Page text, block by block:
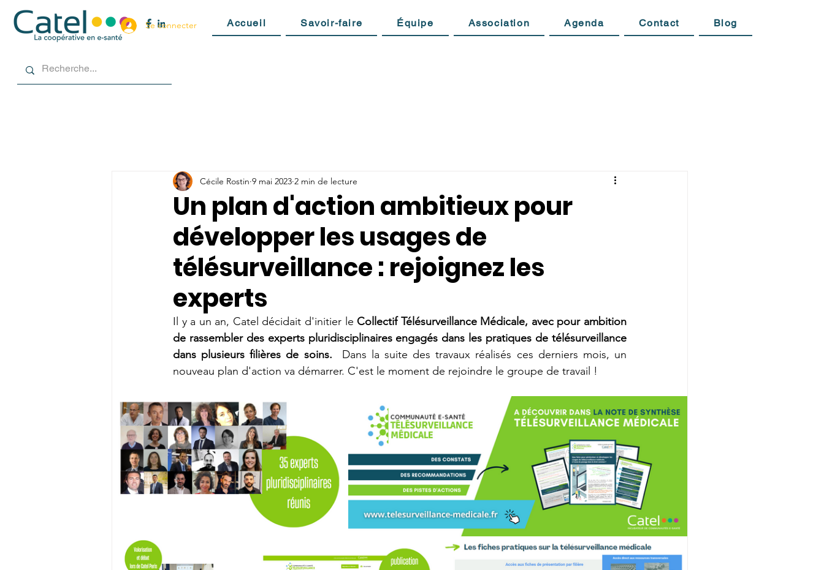
Se connecter Accueil Savoir-faire Équipe Association Agenda Contact Blog
Un plan d'action ambitieux pour
développer les usages de
télésurveillance : rejoignez les
experts
Cécile Rostin 9 mai 2023 2 min de lecture
Il y a un an, Catel décidait d'initier le Collectif Télésurveillance Médicale, avec pour ambition
de rassembler des experts pluridisciplinaires engagés dans les pratiques de télésurveillance
dans plusieurs filières de soins. Dans la suite des travaux réalisés ces derniers mois, un
nouveau plan d'action va démarrer. C'est le moment de rejoindre le groupe de travail !